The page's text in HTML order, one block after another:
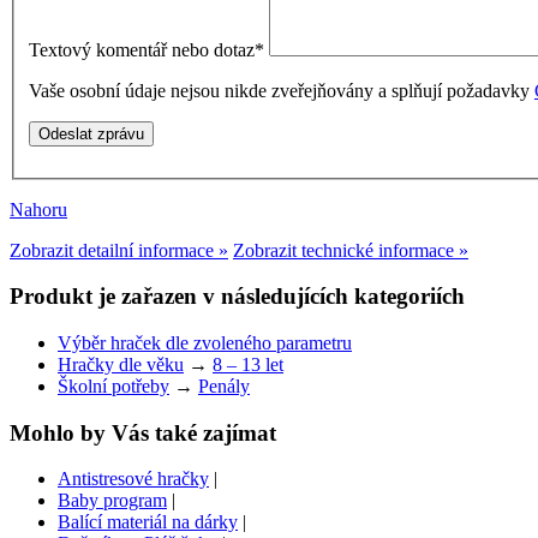
Textový komentář nebo dotaz*
Vaše osobní údaje nejsou nikde zveřejňovány a splňují požadavky
Nahoru
Zobrazit detailní informace » Zobrazit technické informace »
Produkt je zařazen v následujících kategoriích
Výběr hraček dle zvoleného parametru
Hračky dle věku → 8 – 13 let
Školní potřeby → Penály
Mohlo by Vás také zajímat
Antistresové hračky |
Baby program |
Balící materiál na dárky |